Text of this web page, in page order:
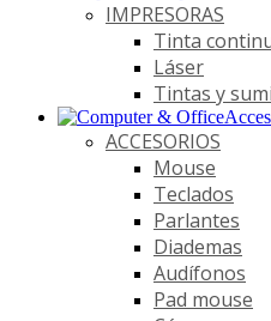
IMPRESORAS
Tinta
Láser
Tintas y
ACCESORIOS
Mouse
Teclados
Parlantes
Diademas
Audífonos
Pad mouse